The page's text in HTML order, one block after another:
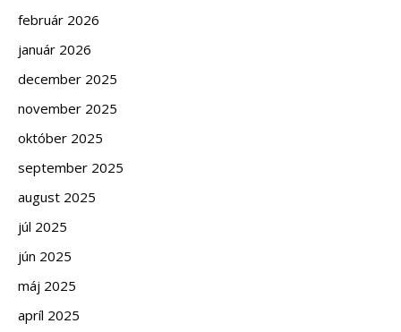
február 2026
január 2026
december 2025
november 2025
október 2025
september 2025
august 2025
júl 2025
jún 2025
máj 2025
apríl 2025